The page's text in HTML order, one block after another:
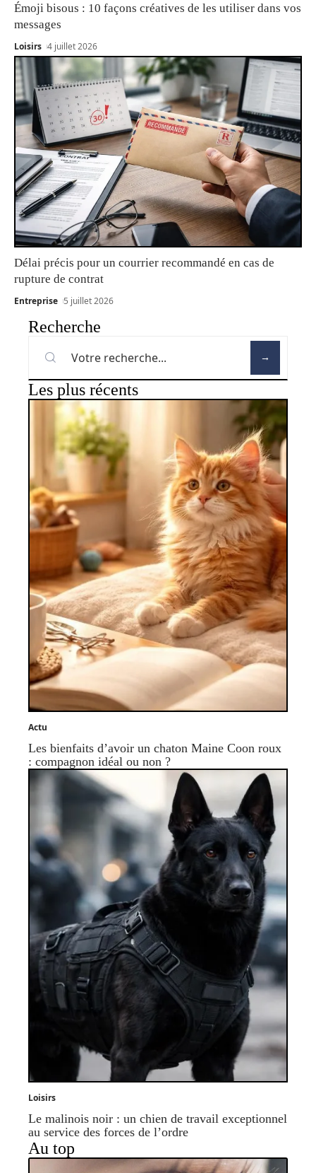
Émoji bisous : 10 façons créatives de les utiliser dans vos
messages
Loisirs 4 juillet 2026
Délai précis pour un courrier recommandé en cas de
rupture de contrat
Entreprise 5 juillet 2026
Recherche
Les plus récents
Actu
Les bienfaits d’avoir un chaton Maine Coon roux
: compagnon idéal ou non ?
Loisirs
Le malinois noir : un chien de travail exceptionnel
au service des forces de l’ordre
Au top